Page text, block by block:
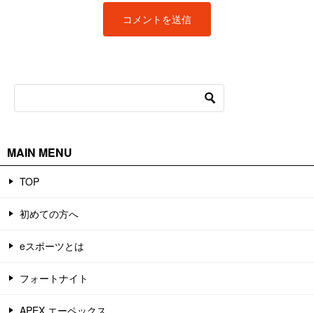
MAIN MENU
TOP
初めての方へ
eスポーツとは
フォートナイト
APEX エーペックス